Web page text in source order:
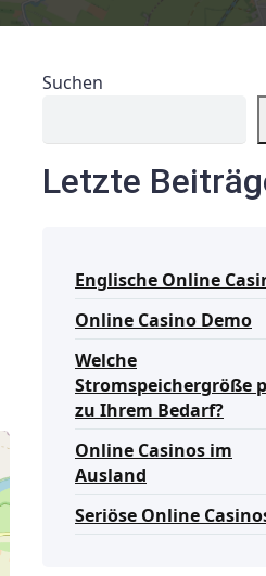
Suchen
Letzte
Englische Online
Online Casino Demo
Welche
Stromspeichergröße
zu Ihrem Bedarf?
Online Casinos im
Ausland
Seriöse Online